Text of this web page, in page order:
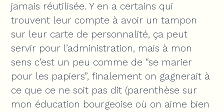
jamais réutilisée. Y en a certains qui
trouvent leur compte à avoir un tampon
sur leur carte de personnalité, ça peut
servir pour l’administration, mais à mon
sens c’est un peu comme de “se marier
pour les papiers”, finalement on gagnerait à
ce que ce ne soit pas dit (parenthèse sur
mon éducation bourgeoise où on aime bien